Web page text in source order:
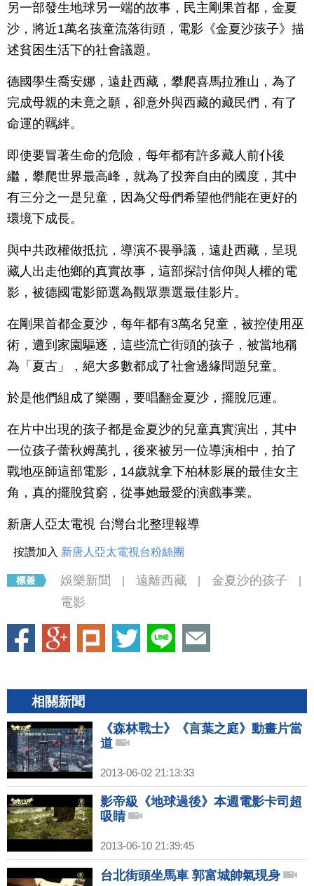
另一部發生地球另一端的故事，民主剛果首都，金夏
沙，將近1萬名孩童流落街頭，電影《金夏沙孩子》描
述貧困生活下的社會議題。
德國學生喬安娜，遠赴西藏，攀爬喜馬拉雅山，為了
完成母親的未竟之願，卻意外與西藏的藏民們，有了
命運的羈絆。
即使要冒著生命的危險，每年都有許多藏人前仆後
繼，攀爬世界最高峰，就為了投奔自由的國度，其中
有三分之一是兒童，因為父母們希望他們能在更好的
環境下成長。
與中共政權做抵抗，導演不畏爭議，遠赴西藏，呈現
藏人出走他鄉的真實故事，這部探討信仰與人權的電
影，被德國電影節選為觀眾票選最佳影片。
在剛果首都金夏沙，每年都有3萬名兒童，被控使用巫
術，遭到家園驅逐，這些流亡街頭的孩子，被當地稱
為「夏古」，絕大多數都成了社會邊緣問題兒童。
於是他們組成了樂團，要唱翻金夏沙，擺脫厄運。
在片中出現的孩子都是金夏沙的兒童真實演出，其中
一位孩子蕾秋姆萬扎，後來被另一位導演相中，拍了
戰地巫師這部電影，14歲就拿下柏林影展的最佳女主
角，真的擺脫貧窮，從事她最愛的演戲事業。
新唐人亞太電視 台灣台北整理報導
按讚加入 新唐人亞太電視台粉絲團
娛樂新聞 遠離西藏 金夏沙的孩子
電影
相關新聞
《森林戰士》《言葉之庭》動畫片當
道
2013-06-02 21:13:33
影帝級《地球過後》本週電影卡司超
吸睛
2013-06-10 21:39:45
台北街頭坐馬車 郭富城帥氣現身